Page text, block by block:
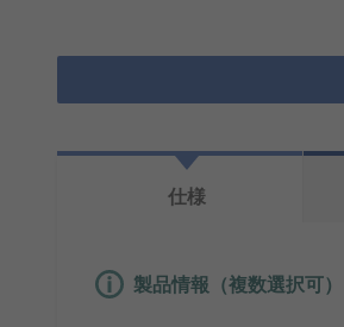
仕様
製品情報（複数選択可